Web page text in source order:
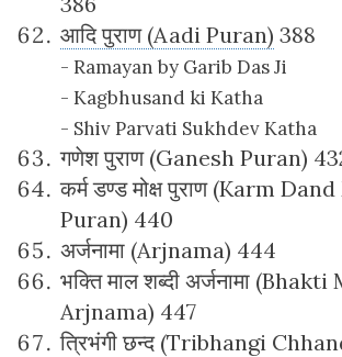
आदि पुराण (Aadi Puran) 388
- Ramayan by Garib Das Ji
- Kagbhusand ki Katha
- Shiv Parvati Sukhdev Katha
गणेश पुराण (Ganesh Puran)
कर्म डण्ड मोक्ष पुराण (Karm
Puran) 440
अर्जनामा (Arjnama) 444
भक्ति माल शब्दी अर्जनामा
Arjnama) 447
त्रिभंगी छन्द (Tribhangi